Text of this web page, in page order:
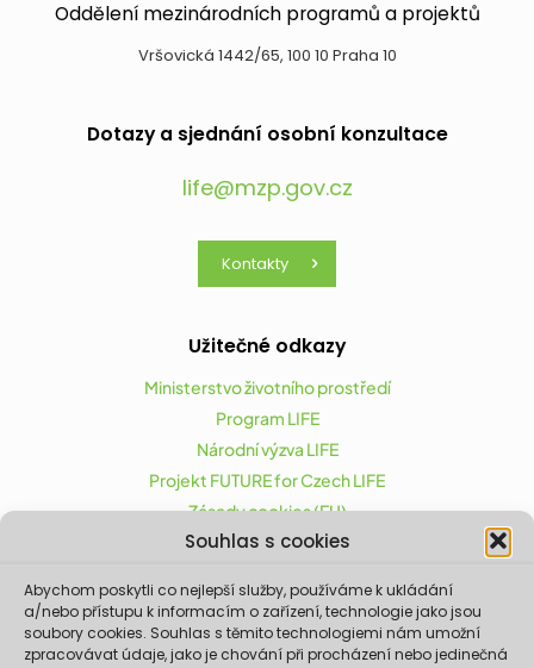
Souhlas s cookies
Abychom poskytli co nejlepší služby, používáme k ukládání
a/nebo přístupu k informacím o zařízení, technologie jako jsou
soubory cookies. Souhlas s těmito technologiemi nám umožní
zpracovávat údaje, jako je chování při procházení nebo jedinečná
Oddělení mezinárodních programů a projektů
Vršovická 1442/65, 100 10 Praha 10
Dotazy a sjednání osobní konzultace
life@mzp.gov.cz
Kontakty
Užitečné odkazy
Ministerstvo životního prostředí
Program LIFE
Národní výzva LIFE
Projekt FUTURE for Czech LIFE
Zásady cookies (EU)
Projekt FUTURE for Czech LIFE (LIFE21-CAP-CZ-LIFE
FOR CZECHIA) byl podpořen z finančního nástroje
Evropské unie LIFE.